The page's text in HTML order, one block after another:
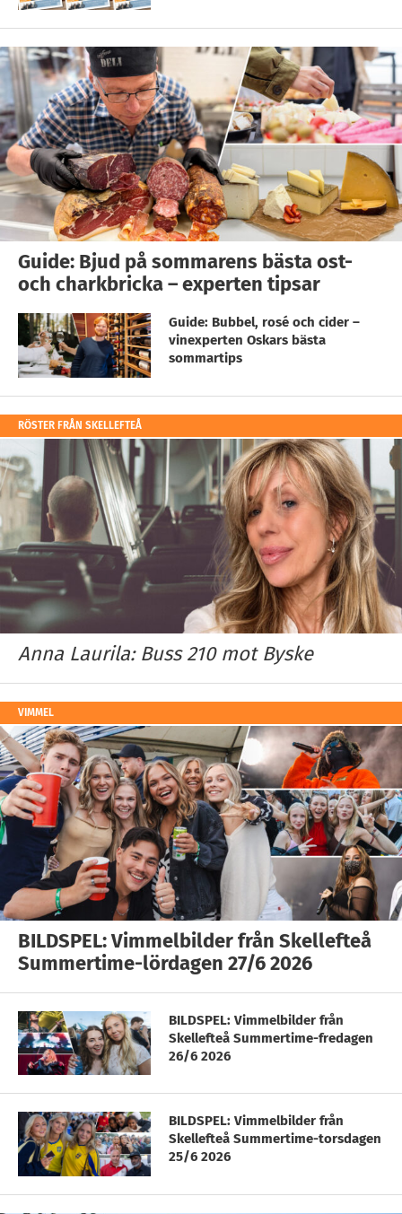
Guide: Bjud på sommarens bästa ost-
och charkbricka – experten tipsar
Guide: Bubbel, rosé och cider –
vinexperten Oskars bästa
sommartips
RÖSTER FRÅN SKELLEFTEÅ
Anna Laurila: Buss 210 mot Byske
VIMMEL
BILDSPEL: Vimmelbilder från Skellefteå
Summertime-lördagen 27/6 2026
BILDSPEL: Vimmelbilder från
Skellefteå Summertime-fredagen
26/6 2026
BILDSPEL: Vimmelbilder från
Skellefteå Summertime-torsdagen
25/6 2026